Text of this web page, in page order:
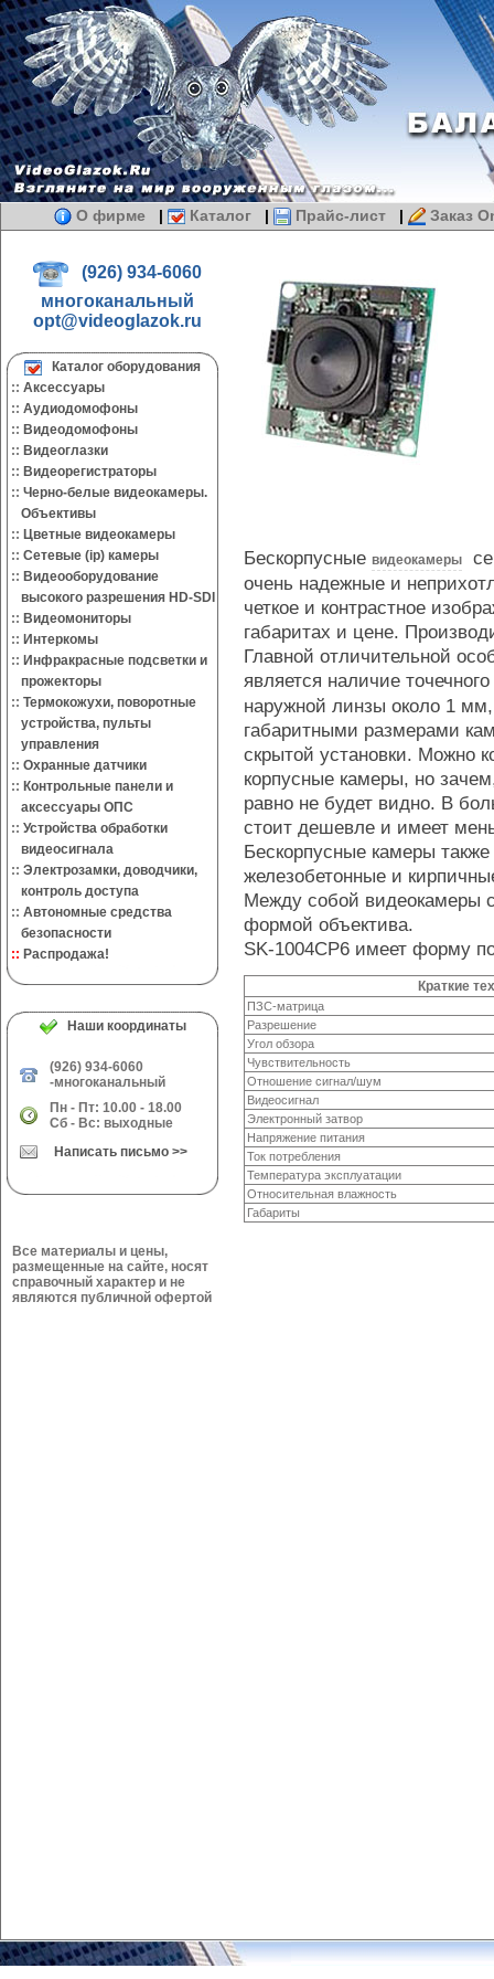
О фирме | Каталог | Прайс-лист | Заказ
(926) 934-6060
многоканальный
opt@videoglazok.ru
Каталог оборудования
:: Аксессуары
:: Аудиодомофоны
:: Видеодомофоны
:: Видеоглазки
:: Видеорегистраторы
:: Черно-белые видеокамеры.
Объективы
:: Цветные видеокамеры
:: Сетевые (ip) камеры
:: Видеооборудование
высокого разрешения HD-SDI
:: Видеомониторы
:: Интеркомы
:: Инфракрасные подсветки и
прожекторы
:: Термокожухи, поворотные
устройства, пульты
управления
:: Охранные датчики
:: Контрольные панели и
аксессуары ОПС
:: Устройства обработки
видеосигнала
:: Электрозамки, доводчики,
контроль доступа
:: Автономные средства
безопасности
:: Распродажа!
Наши координаты
(926) 934-6060
-многоканальный
Пн - Пт: 10.00 - 18.00
Сб - Вс: выходные
Написать письмо >>
Все материалы и цены,
размещенные на сайте, носят
справочный характер и не
являются публичной офертой
Бескорпусные видеокамеры
очень надежные и
четкое и контрастное
габаритах и цене.
Главной отличительной
является наличие точечного
наружной линзы около 1
габаритными размерами
скрытой установки. Можно
корпусные камеры, но
равно не будет видно. В
стоит дешевле и имеет
Бескорпусные камеры
железобетонные и
Между собой видеокамеры
формой объектива.
SK-1004CP6 имеет форму
Краткие
ПЗС-матрица
Разрешение
Угол обзора
Чувствительность
Отношение сигнал/шум
Видеосигнал
Электронный затвор
Напряжение питания
Ток потребления
Температура эксплуатации
Относительная влажность
Габариты